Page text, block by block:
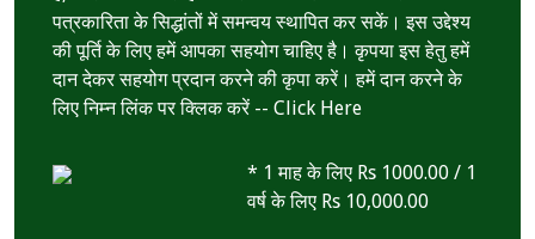
पत्रकारिता के सिद्धांतों में समन्वय स्थापित कर सकें। इस उद्देश्य
की पूर्ति के लिए हमें आपका सहयोग चाहिए है। कृपया इस हेतु हमें
दान देकर सहयोग प्रदान करने की कृपा करें। हमें दान करने के
लिए निम्न लिंक पर क्लिक करें --Click Here
* 1 माह के लिए Rs 1000.00 / 1
वर्ष के लिए Rs 10,000.00